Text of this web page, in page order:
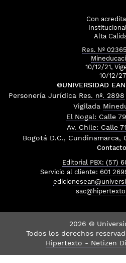
Con
Alta
Res. Nº
10/12/21,
10/12/27
©UNIVERSIDAD
Personería Jurídica Res. nº. 2898
Vigilada
El Nogal: Calle
Av. Chile: Calle
Bogotá D.C., Cundinamarca,
Editorial PBX: (57)
Servicio al cliente: 601
2026 ©
Todos los derechos
Hipertexto - Netizen